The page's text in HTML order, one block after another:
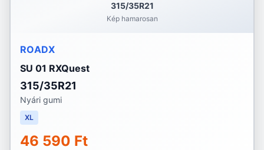
315/35R21
Kép hamarosan
ROADX
SU 01 RXQuest
315/35R21
Nyári gumi
XL
46 590 Ft